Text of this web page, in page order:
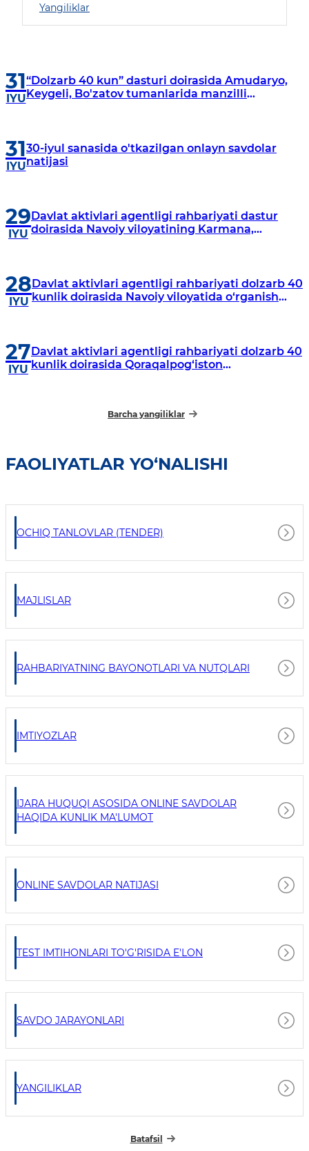
Yangiliklar
31
IYU
“Dolzarb 40 kun” dasturi doirasida Amudaryo,
Keygeli, Bo'zatov tumanlarida manzilli
31
IYU
30-iyul sanasida o'tkazilgan onlayn savdolar
natijasi
29
IYU
Davlat aktivlari agentligi rahbariyati dastur
doirasida Navoiy viloyatining Karmana,
28
IYU
Davlat aktivlari agentligi rahbariyati dolzarb 40
kunlik doirasida Navoiy viloyatida o‘rganish
27
IYU
Davlat aktivlari agentligi rahbariyati dolzarb 40
kunlik doirasida Qoraqalpog‘iston
Barcha yangiliklar
FAOLIYATLAR YO‘NALISHI
OCHIQ TANLOVLAR (TENDER)
MAJLISLAR
RAHBARIYATNING BAYONOTLARI VA NUTQLARI
IMTIYOZLAR
IJARA HUQUQI ASOSIDA ONLINE SAVDOLAR
HAQIDA KUNLIK MA'LUMOT
ONLINE SAVDOLAR NATIJASI
TEST IMTIHONLARI TO'G'RISIDA E'LON
SAVDO JARAYONLARI
YANGILIKLAR
Batafsil